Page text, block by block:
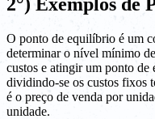
O ponto de equilíbrio é um
determinar o nível mínimo
custos e atingir um ponto
dividindo-se os custos fixos
é o preço de venda por
unidade.